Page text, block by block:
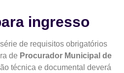
ingresso
de requisitos obrigatórios
de Procurador Municipal de
técnica e documental deverá